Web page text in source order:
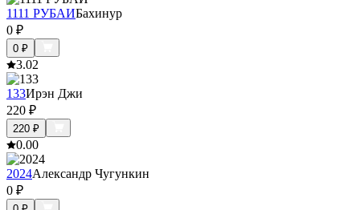
1111 РУБАИБахинур
0 ₽
0 ₽
3.02
133Ирэн Джи
220 ₽
220 ₽
0.00
2024Александр Чугункин
0 ₽